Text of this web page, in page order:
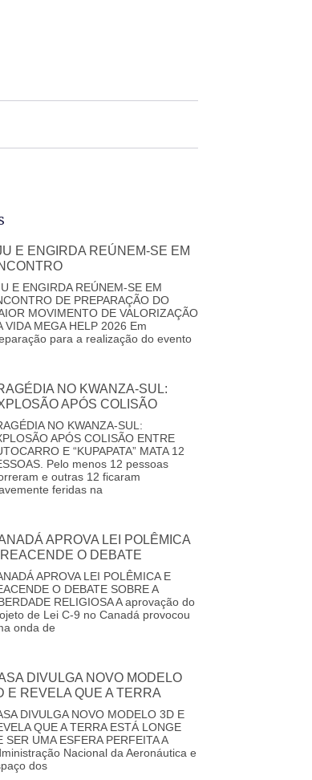
E ENGIRDA REÚNEM-SE EM
E ENGIRDA REÚNEM-SE EM
DE PREPARAÇÃO DO
MOVIMENTO DE VALORIZAÇÃO
VIDA MEGA HELP 2026 Em
para a realização do evento
NO KWANZA-SUL:
APÓS COLISÃO
NO KWANZA-SUL:
APÓS COLISÃO ENTRE
E “KUPAPATA” MATA 12
Pelo menos 12 pessoas
e outras 12 ficaram
feridas na
APROVA LEI POLÊMICA
O DEBATE
APROVA LEI POLÊMICA E
O DEBATE SOBRE A
RELIGIOSA A aprovação do
de Lei C-9 no Canadá provocou
onda de
DIVULGA NOVO MODELO
E REVELA QUE A TERRA
DIVULGA NOVO MODELO 3D E
QUE A TERRA ESTÁ LONGE
SER UMA ESFERA PERFEITA A
Nacional da Aeronáutica e
dos